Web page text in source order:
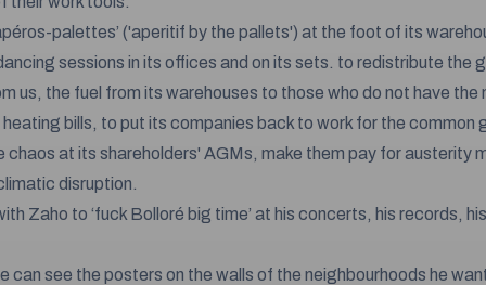
palettes’ ('aperitif by the pallets') at the foot of its
sessions in its offices and on its sets. to redistribute the
us, the fuel from its warehouses to those who do not have the
bills, to put its companies back to work for the common
chaos at its shareholders' AGMs, make them pay for austerity
disruption.
Zaho to ‘fuck Bolloré big time’ at his concerts, his records,
can see the posters on the walls of the neighbourhoods he